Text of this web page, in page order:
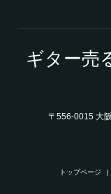
ギター売
〒556-0015 大
トップページ